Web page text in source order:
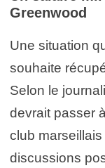
Greenwood
Une situation
souhaite
Selon le
devrait passer
club
discussions